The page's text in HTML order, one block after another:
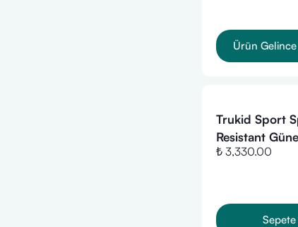
Ürün
Trukid Sport
Resistant
100mL
₺ 3,330.00